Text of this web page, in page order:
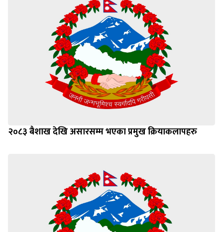
२०८३ बैशाख देखि असारसम्म भएका प्रमुख क्रियाकलापहरु